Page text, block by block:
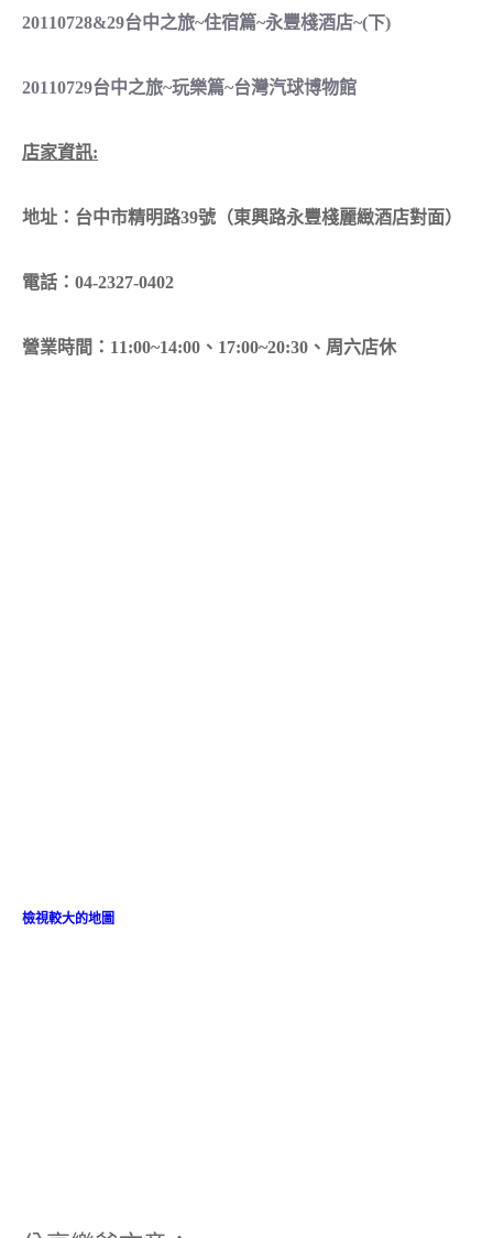
20110728&29台中之旅~住宿篇~永豐棧酒店~(下)
20110729台中之旅~玩樂篇~台灣汽球博物館
店家資訊:
地址：台中市精明路39號（東興路永豐棧麗緻酒店對面）
電話：04-2327-0402
營業時間：11:00~14:00、17:00~20:30、周六店休
檢視較大的地圖